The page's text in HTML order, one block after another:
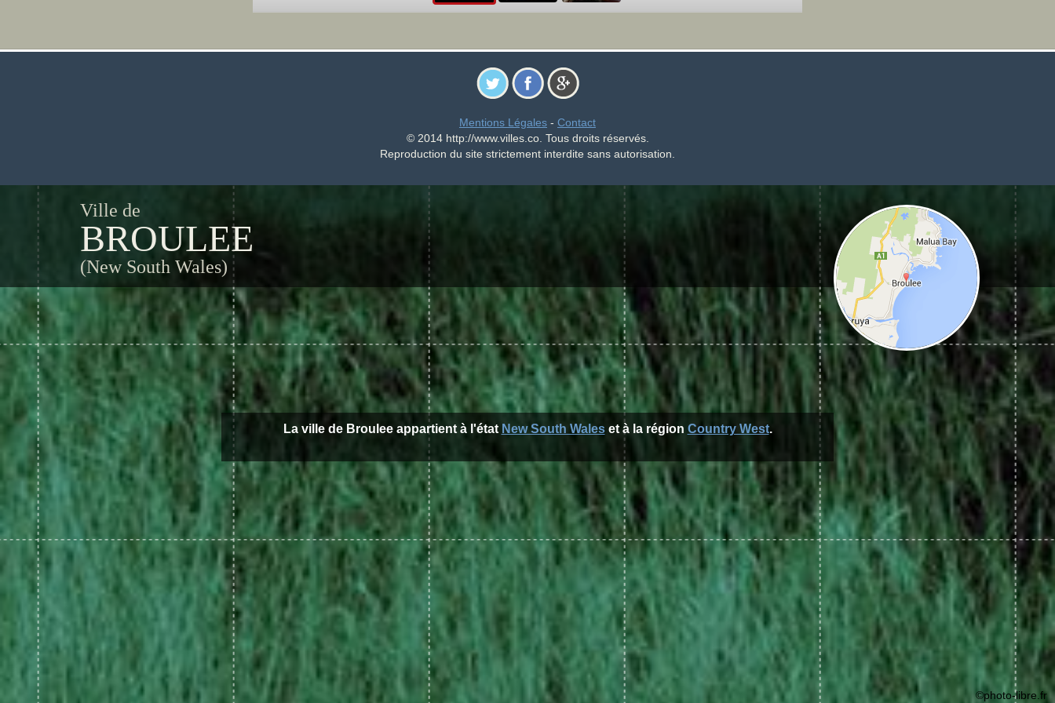
Mentions Légales - Contact
© 2014 http://www.villes.co. Tous droits réservés.
Reproduction du site strictement interdite sans autorisation.
Ville de
BROULEE
(New South Wales)
La ville de Broulee appartient à l'état New South Waleset à la région Country West.
©photo-libre.fr